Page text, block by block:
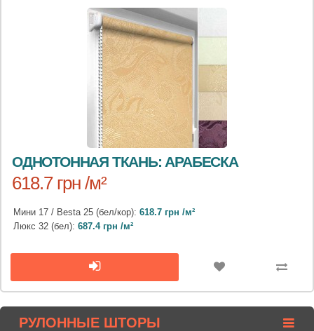
ОДНОТОННАЯ ТКАНЬ: АРАБЕСКА
618.7 грн /м²
Мини 17 / Besta 25 (бел/кор): 618.7 грн /м²
Люкс 32 (бел): 687.4 грн /м²
РУЛОННЫЕ ШТОРЫ